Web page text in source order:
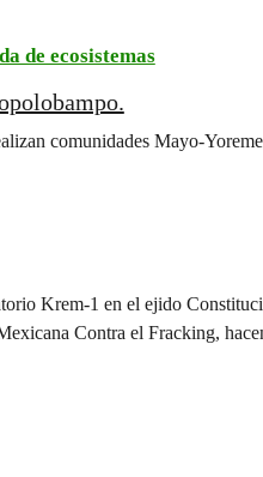
de ecosistemas
comunidades Mayo-
Krem-1 en el ejido
Contra el Fracking,